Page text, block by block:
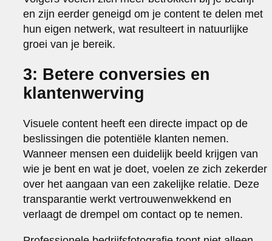
en zijn eerder geneigd om je content te delen met
hun eigen netwerk, wat resulteert in natuurlijke
groei van je bereik.
3: Betere conversies en
klantenwerving
Visuele content heeft een directe impact op de
beslissingen die potentiële klanten nemen.
Wanneer mensen een duidelijk beeld krijgen van
wie je bent en wat je doet, voelen ze zich zekerder
over het aangaan van een zakelijke relatie. Deze
transparantie werkt vertrouwenwekkend en
verlaagt de drempel om contact op te nemen.